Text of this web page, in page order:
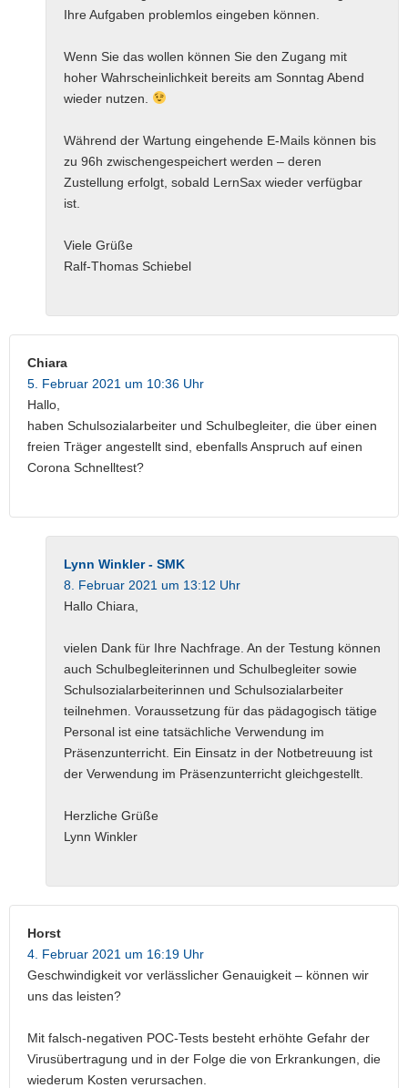
Ihre Aufgaben problemlos eingeben können.
Wenn Sie das wollen können Sie den Zugang mit
hoher Wahrscheinlichkeit bereits am Sonntag Abend
wieder nutzen.
Während der Wartung eingehende E-Mails können bis
zu 96h zwischengespeichert werden – deren
Zustellung erfolgt, sobald LernSax wieder verfügbar
ist.
Viele Grüße
Ralf-Thomas Schiebel
Chiara
5. Februar 2021 um 10:36 Uhr
Hallo,
haben Schulsozialarbeiter und Schulbegleiter, die über einen
freien Träger angestellt sind, ebenfalls Anspruch auf einen
Corona Schnelltest?
Lynn Winkler - SMK
8. Februar 2021 um 13:12 Uhr
Hallo Chiara,
vielen Dank für Ihre Nachfrage. An der Testung können
auch Schulbegleiterinnen und Schulbegleiter sowie
Schulsozialarbeiterinnen und Schulsozialarbeiter
teilnehmen. Voraussetzung für das pädagogisch tätige
Personal ist eine tatsächliche Verwendung im
Präsenzunterricht. Ein Einsatz in der Notbetreuung ist
der Verwendung im Präsenzunterricht gleichgestellt.
Herzliche Grüße
Lynn Winkler
Horst
4. Februar 2021 um 16:19 Uhr
Geschwindigkeit vor verlässlicher Genauigkeit – können wir
uns das leisten?
Mit falsch-negativen POC-Tests besteht erhöhte Gefahr der
Virusübertragung und in der Folge die von Erkrankungen, die
wiederum Kosten verursachen.